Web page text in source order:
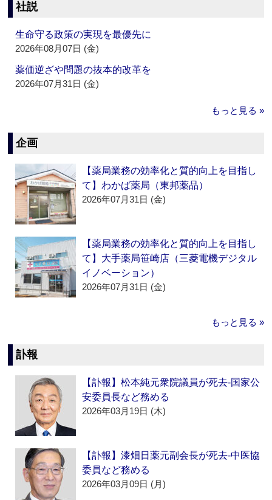
社説
生命守る政策の実現を最優先に
2026年08月07日 (金)
薬価逆ざや問題の抜本的改革を
2026年07月31日 (金)
もっと見る »
企画
【薬局業務の効率化と質的向上を目指し
て】わかば薬局（東邦薬品）
2026年07月31日 (金)
【薬局業務の効率化と質的向上を目指し
て】大手薬局笹崎店（三菱電機デジタル
イノベーション）
2026年07月31日 (金)
もっと見る »
訃報
【訃報】松本純元衆院議員が死去‐国家公
安委員長など務める
2026年03月19日 (木)
【訃報】漆畑日薬元副会長が死去‐中医協
委員など務める
2026年03月09日 (月)